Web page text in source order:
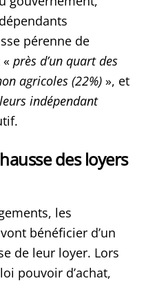
pérenne de
«près d’un quart des
agricoles (22%) », et
indépendant
des loyers
les
bénéficier d’un
de leur loyer. Lors
pouvoir d’achat,